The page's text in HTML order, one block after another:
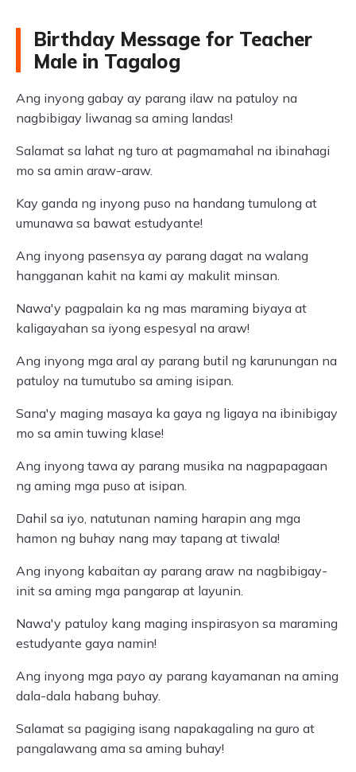
Birthday Message for Teacher
Male in Tagalog
Ang inyong gabay ay parang ilaw na patuloy na
nagbibigay liwanag sa aming landas!
Salamat sa lahat ng turo at pagmamahal na ibinahagi
mo sa amin araw-araw.
Kay ganda ng inyong puso na handang tumulong at
umunawa sa bawat estudyante!
Ang inyong pasensya ay parang dagat na walang
hangganan kahit na kami ay makulit minsan.
Nawa'y pagpalain ka ng mas maraming biyaya at
kaligayahan sa iyong espesyal na araw!
Ang inyong mga aral ay parang butil ng karunungan na
patuloy na tumutubo sa aming isipan.
Sana'y maging masaya ka gaya ng ligaya na ibinibigay
mo sa amin tuwing klase!
Ang inyong tawa ay parang musika na nagpapagaan
ng aming mga puso at isipan.
Dahil sa iyo, natutunan naming harapin ang mga
hamon ng buhay nang may tapang at tiwala!
Ang inyong kabaitan ay parang araw na nagbibigay-
init sa aming mga pangarap at layunin.
Nawa'y patuloy kang maging inspirasyon sa maraming
estudyante gaya namin!
Ang inyong mga payo ay parang kayamanan na aming
dala-dala habang buhay.
Salamat sa pagiging isang napakagaling na guro at
pangalawang ama sa aming buhay!